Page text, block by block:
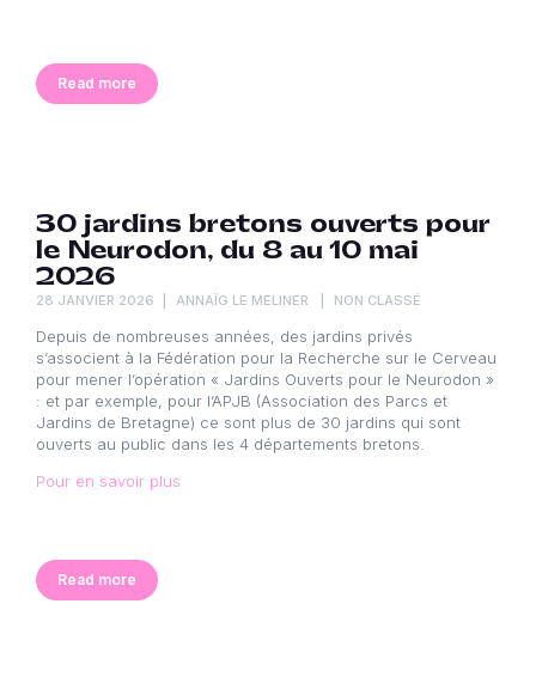
Read more
30 jardins bretons ouverts pour
le Neurodon, du 8 au 10 mai
2026
28 JANVIER 2026 ANNAÏG LE MELINER NON CLASSÉ
Depuis de nombreuses années, des jardins privés
s’associent à la Fédération pour la Recherche sur le Cerveau
pour mener l’opération « Jardins Ouverts pour le Neurodon »
: et par exemple, pour l’APJB (Association des Parcs et
Jardins de Bretagne) ce sont plus de 30 jardins qui sont
ouverts au public dans les 4 départements bretons.
Pour en savoir plus
Read more